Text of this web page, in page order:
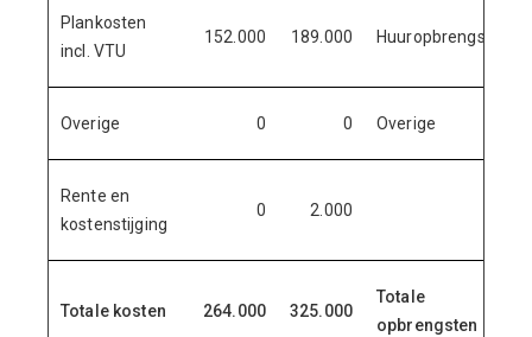
Plankosten
incl. VTU
152.000 189.000 Huuropbrengsten
Overige 0 0 Overige
Rente en
kostenstijging
0 2.000
Totale kosten 264.000 325.000
Totale
opbrengsten